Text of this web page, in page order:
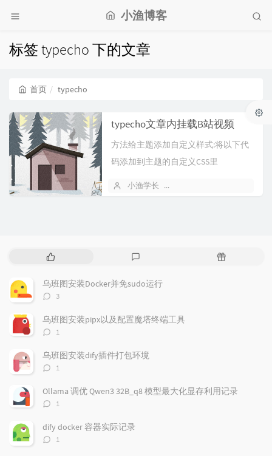
小渔博客
标签 typecho 下的文章
首页 typecho
typecho文章内挂载B站视频
方法给主题添加自定义样式:将以下代
码添加到主题的自定义CSS里
小渔学长
热
文
章
评
随
乌班图安装Docker并免sudo运行
评
数：
3
乌班图安装pipx以及配置魔塔终端工具
评
数：
1
乌班图安装dify插件打包环境
评
数：
1
Ollama 调优 Qwen3 32B_q8 模型最大化显存利用记录
评
数：
1
dify docker 容器实际记录
评1